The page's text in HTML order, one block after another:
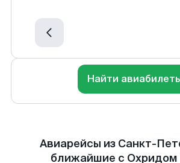
Найти
Авиарейсы из Санкт-
ближайшие с Охридом